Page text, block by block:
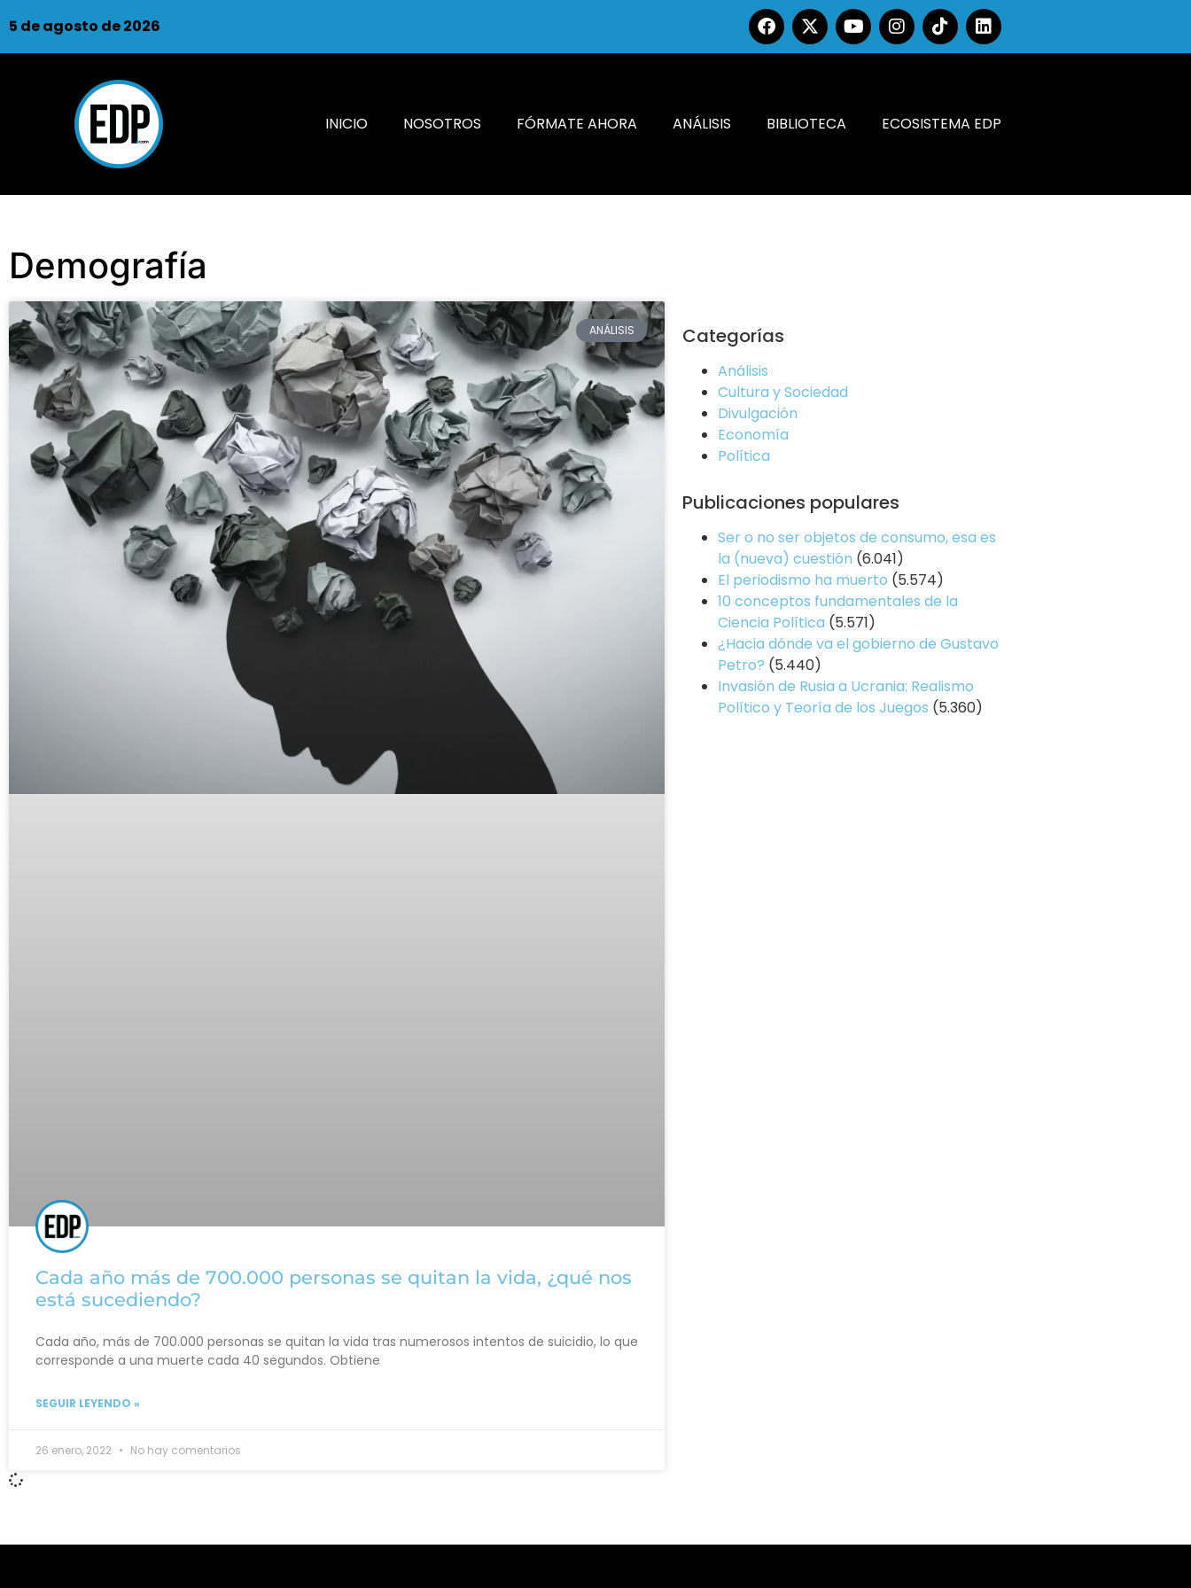
5 de agosto de 2026
INICIO NOSOTROS FÓRMATE AHORA ANÁLISIS BIBLIOTECA ECOSISTEMA EDP
Demografía
ANÁLISIS
Cada año más de 700.000 personas se quitan la vida, ¿qué nos
está sucediendo?
Cada año, más de 700.000 personas se quitan la vida tras numerosos intentos de suicidio, lo que
corresponde a una muerte cada 40 segundos. Obtiene
SEGUIR LEYENDO »
26 enero, 2022 No hay comentarios
Categorías
Análisis
Cultura y Sociedad
Divulgación
Economía
Política
Publicaciones populares
Ser o no ser objetos de consumo, esa es
la (nueva) cuestión (6.041)
El periodismo ha muerto (5.574)
10 conceptos fundamentales de la
Ciencia Política (5.571)
¿Hacia dónde va el gobierno de Gustavo
Petro? (5.440)
Invasión de Rusia a Ucrania: Realismo
Político y Teoría de los Juegos (5.360)